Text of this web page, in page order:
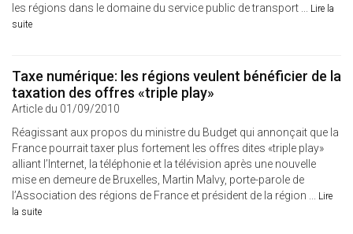
les régions dans le domaine du service public de transport ... Lire la
suite
Taxe numérique: les régions veulent bénéficier de la
taxation des offres «triple play»
Article du 01/09/2010
Réagissant aux propos du ministre du Budget qui annonçait que la
France pourrait taxer plus fortement les offres dites «triple play»
alliant l’Internet, la téléphonie et la télévision après une nouvelle
mise en demeure de Bruxelles, Martin Malvy, porte-parole de
l’Association des régions de France et président de la région ... Lire
la suite